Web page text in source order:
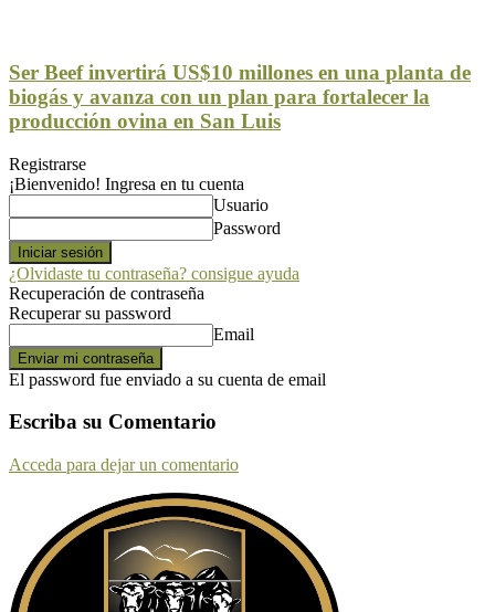
Ser Beef invertirá US$10 millones en una planta de
biogás y avanza con un plan para fortalecer la
producción ovina en San Luis
Registrarse
¡Bienvenido! Ingresa en tu cuenta
Usuario
Password
¿Olvidaste tu contraseña? consigue ayuda
Recuperación de contraseña
Recuperar su password
Email
El password fue enviado a su cuenta de email
Escriba su Comentario
Acceda para dejar un comentario